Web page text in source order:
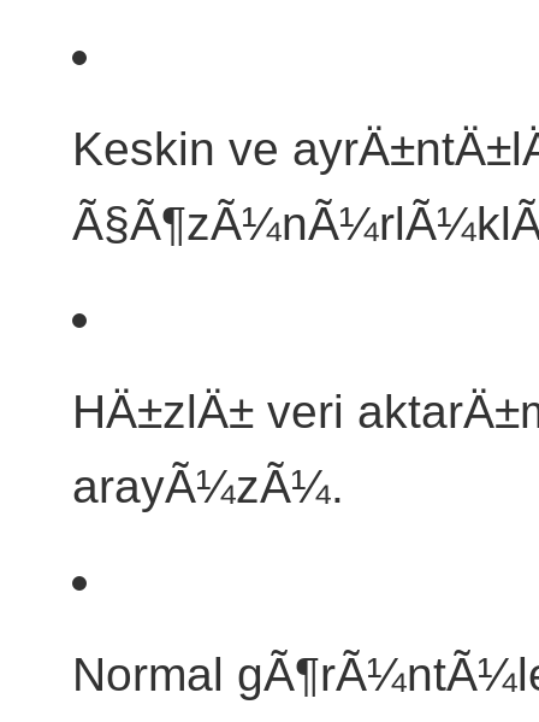
Keskin ve
HÄ±zlÄ± veri
arayÃ¼zÃ¼.
Normal